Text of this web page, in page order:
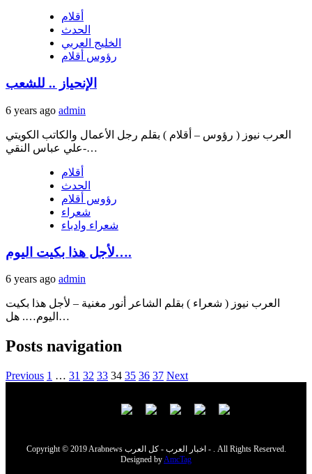
أقلام
الحدث
الخليج العربي
رؤوس أقلام
الإنحياز .. للشعب
6 years ago admin
العرب نيوز ( رؤوس – أقلام ) بقلم رجل الأعمال والكاتب الكويتي
علي عباس النقي-…
أقلام
الحدث
رؤوس أقلام
شعراء
شعراء وادباء
لأجل هذا بكيت اليوم….
6 years ago admin
العرب نيوز ( شعراء ) بقلم الشاعر أنور مغنية – لأجل هذا بكيت
اليوم…. هل…
Posts navigation
Previous 1 … 31 32 33 34 35 36 37 Next
Copyright © 2019 Arabnews اخبار العرب - كل العرب - . All Rights Reserved.
Designed byAmcTag